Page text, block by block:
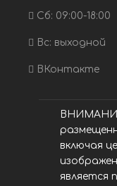
Сб: 09:00-18:00
Вс: выходной
ВКонтакте
включая
является